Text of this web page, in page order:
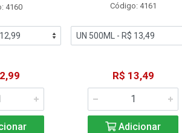
4160 Código: 4161
R$ 13,49
Adicionar